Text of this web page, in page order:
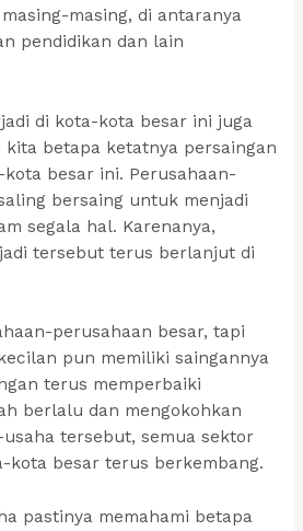
masing, di antaranya
pendidikan dan lain
di kota-kota besar ini juga
betapa ketatnya persaingan
besar ini. Perusahaan-
bersaing untuk menjadi
segala hal. Karenanya,
tersebut terus berlanjut di
perusahaan besar, tapi
pun memiliki saingannya
terus memperbaiki
berlalu dan mengokohkan
tersebut, semua sektor
kota besar terus berkembang.
pastinya memahami betapa